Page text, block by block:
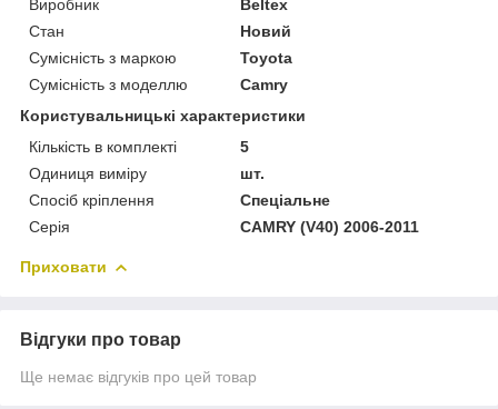
Виробник
Beltex
Стан
Новий
Сумісність з маркою
Toyota
Сумісність з моделлю
Camry
Користувальницькі характеристики
Кількість в комплекті
5
Одиниця виміру
шт.
Спосіб кріплення
Спеціальне
Серія
CAMRY (V40) 2006-2011
Приховати
Відгуки про товар
Ще немає відгуків про цей товар